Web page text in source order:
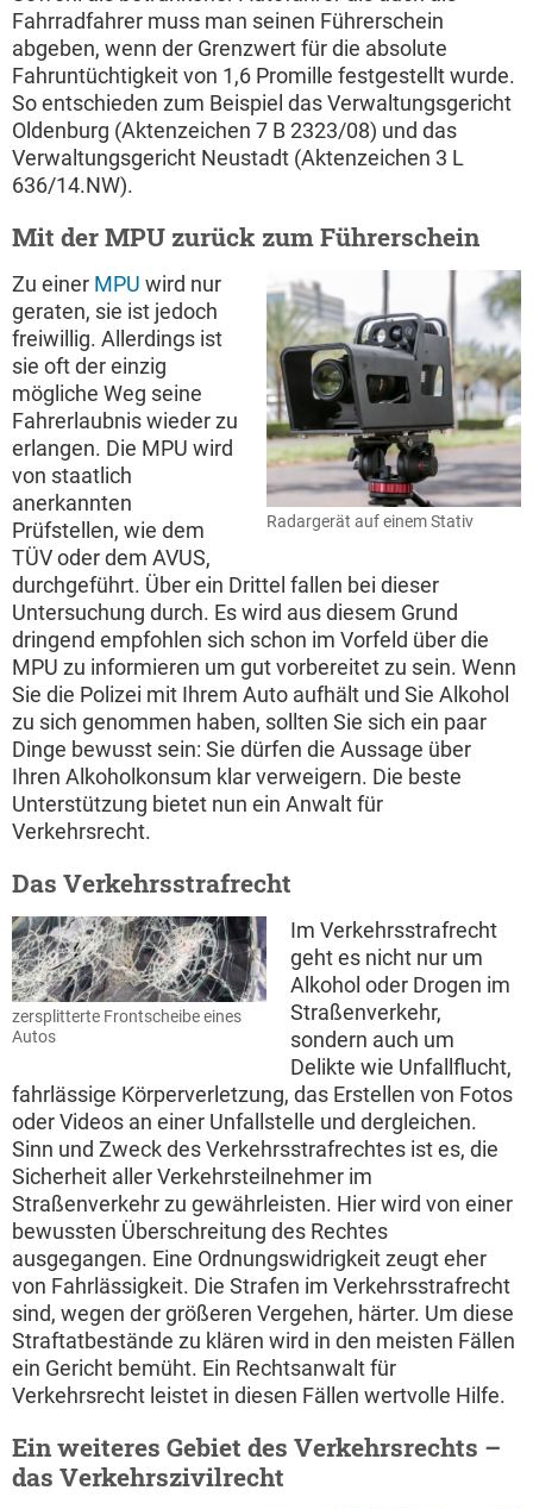
Fahrradfahrer muss man seinen Führerschein
abgeben, wenn der Grenzwert für die absolute
Fahruntüchtigkeit von 1,6 Promille festgestellt wurde.
So entschieden zum Beispiel das Verwaltungsgericht
Oldenburg (Aktenzeichen 7 B 2323/08) und das
Verwaltungsgericht Neustadt (Aktenzeichen 3 L
636/14.NW).
Mit der MPU zurück zum Führerschein
Radargerät auf einem Stativ
Zu einer MPU wird nur
geraten, sie ist jedoch
freiwillig. Allerdings ist
sie oft der einzig
mögliche Weg seine
Fahrerlaubnis wieder zu
erlangen. Die MPU wird
von staatlich
anerkannten
Prüfstellen, wie dem
TÜV oder dem AVUS,
durchgeführt. Über ein Drittel fallen bei dieser
Untersuchung durch. Es wird aus diesem Grund
dringend empfohlen sich schon im Vorfeld über die
MPU zu informieren um gut vorbereitet zu sein. Wenn
Sie die Polizei mit Ihrem Auto aufhält und Sie Alkohol
zu sich genommen haben, sollten Sie sich ein paar
Dinge bewusst sein: Sie dürfen die Aussage über
Ihren Alkoholkonsum klar verweigern. Die beste
Unterstützung bietet nun ein Anwalt für
Verkehrsrecht.
Das Verkehrsstrafrecht
zersplitterte Frontscheibe eines
Autos
Im Verkehrsstrafrecht
geht es nicht nur um
Alkohol oder Drogen im
Straßenverkehr,
sondern auch um
Delikte wie Unfallflucht,
fahrlässige Körperverletzung, das Erstellen von Fotos
oder Videos an einer Unfallstelle und dergleichen.
Sinn und Zweck des Verkehrsstrafrechtes ist es, die
Sicherheit aller Verkehrsteilnehmer im
Straßenverkehr zu gewährleisten. Hier wird von einer
bewussten Überschreitung des Rechtes
ausgegangen. Eine Ordnungswidrigkeit zeugt eher
von Fahrlässigkeit. Die Strafen im Verkehrsstrafrecht
sind, wegen der größeren Vergehen, härter. Um diese
Straftatbestände zu klären wird in den meisten Fällen
ein Gericht bemüht. Ein Rechtsanwalt für
Verkehrsrecht leistet in diesen Fällen wertvolle Hilfe.
Ein weiteres Gebiet des Verkehrsrechts –
das Verkehrszivilrecht